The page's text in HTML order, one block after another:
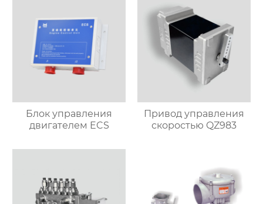
Блок управления
двигателем ECS
Привод управления
скоростью QZ983